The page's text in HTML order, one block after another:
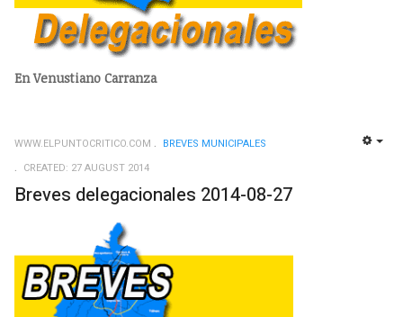
En Venustiano Carranza
WWW.ELPUNTOCRITICO.COM
BREVES MUNICIPALES
CREATED: 27 AUGUST 2014
Breves delegacionales 2014-08-27